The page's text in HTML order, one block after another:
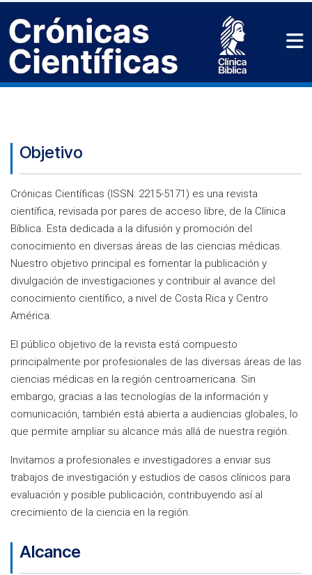
Objetivo
Crónicas Científicas (ISSN: 2215-5171) es una revista
científica, revisada por pares de acceso libre, de la Clínica
Bíblica. Esta dedicada a la difusión y promoción del
conocimiento en diversas áreas de las ciencias médicas.
Nuestro objetivo principal es fomentar la publicación y
divulgación de investigaciones y contribuir al avance del
conocimiento científico, a nivel de Costa Rica y Centro
América.
El público objetivo de la revista está compuesto
principalmente por profesionales de las diversas áreas de las
ciencias médicas en la región centroamericana. Sin
embargo, gracias a las tecnologías de la información y
comunicación, también está abierta a audiencias globales, lo
que permite ampliar su alcance más allá de nuestra región.
Invitamos a profesionales e investigadores a enviar sus
trabajos de investigación y estudios de casos clínicos para
evaluación y posible publicación, contribuyendo así al
crecimiento de la ciencia en la región.
Alcance